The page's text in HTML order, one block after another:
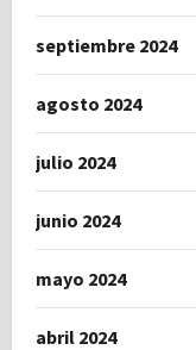
septiembre 2024
agosto 2024
julio 2024
junio 2024
mayo 2024
abril 2024